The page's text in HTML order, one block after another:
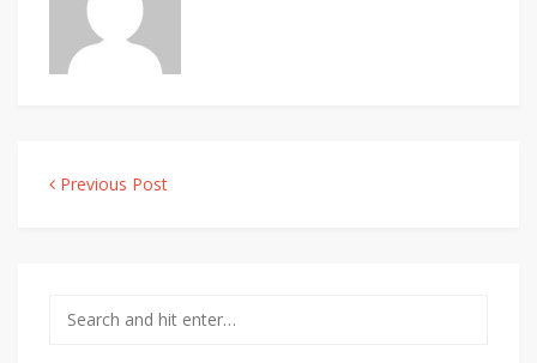
Navigácia v článku
Previous Post